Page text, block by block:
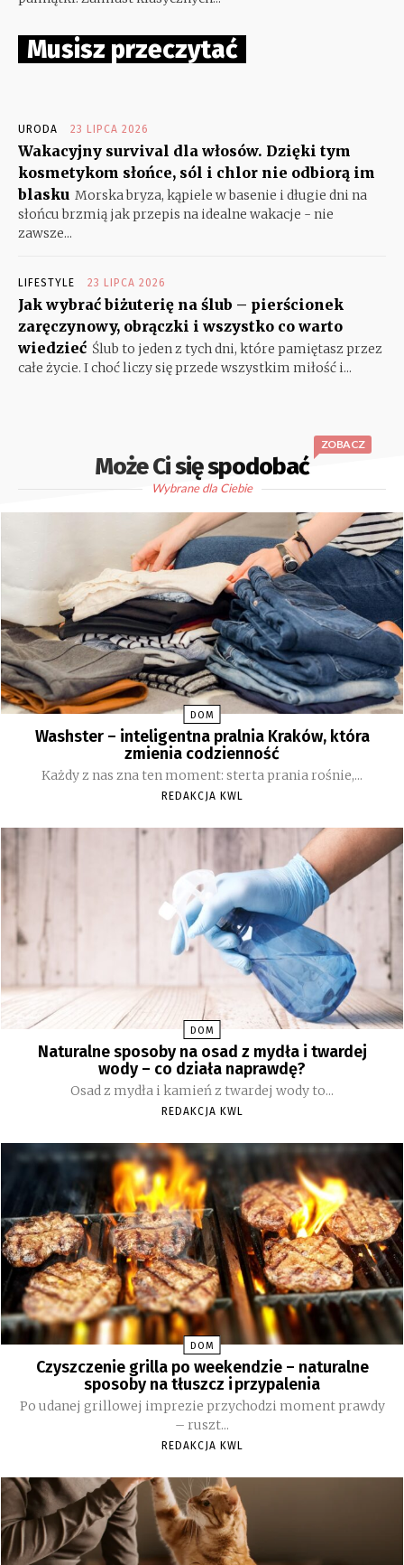
Musisz przeczytać
URODA 23 LIPCA 2026
Wakacyjny survival dla włosów. Dzięki tym
kosmetykom słońce, sól i chlor nie odbiorą im
blasku Morska bryza, kąpiele w basenie i długie dni na
słońcu brzmią jak przepis na idealne wakacje - nie
zawsze...
LIFESTYLE 23 LIPCA 2026
Jak wybrać biżuterię na ślub – pierścionek
zaręczynowy, obrączki i wszystko co warto
wiedzieć Ślub to jeden z tych dni, które pamiętasz przez
całe życie. I choć liczy się przede wszystkim miłość i...
Może Ci się spodobać
ZOBACZ
Wybrane dla Ciebie
DOM
Washster – inteligentna pralnia Kraków, która
zmienia codzienność
Każdy z nas zna ten moment: sterta prania rośnie,...
REDAKCJA KWL
DOM
Naturalne sposoby na osad z mydła i twardej
wody – co działa naprawdę?
Osad z mydła i kamień z twardej wody to...
REDAKCJA KWL
DOM
Czyszczenie grilla po weekendzie – naturalne
sposoby na tłuszcz i przypalenia
Po udanej grillowej imprezie przychodzi moment prawdy
– ruszt...
REDAKCJA KWL